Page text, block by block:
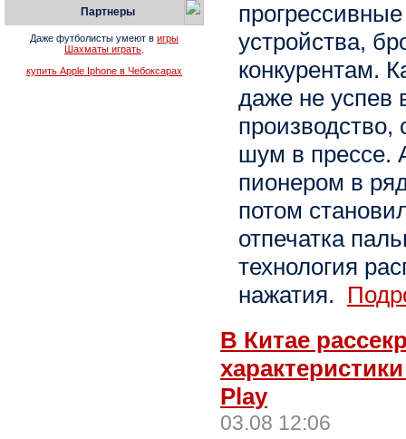
Партнеры
Даже футболисты умеют в игры
Шахматы играть
купить Apple Iphone в Чебоксарах
устройства,
конкурентам.
даже не успев
шум в прессе.
пионером в
потом
отпечатка
технология
нажатия.
В Китае
Play
03.08 12:06